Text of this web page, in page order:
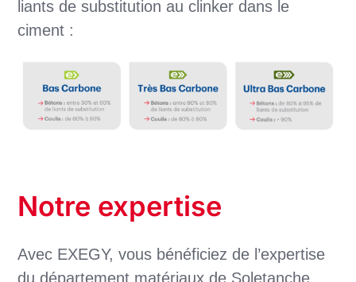
liants de substitution au clinker dans le
ciment :
Notre expertise
Avec EXEGY, vous bénéficiez de l’expertise
du département matériaux de Soletanche